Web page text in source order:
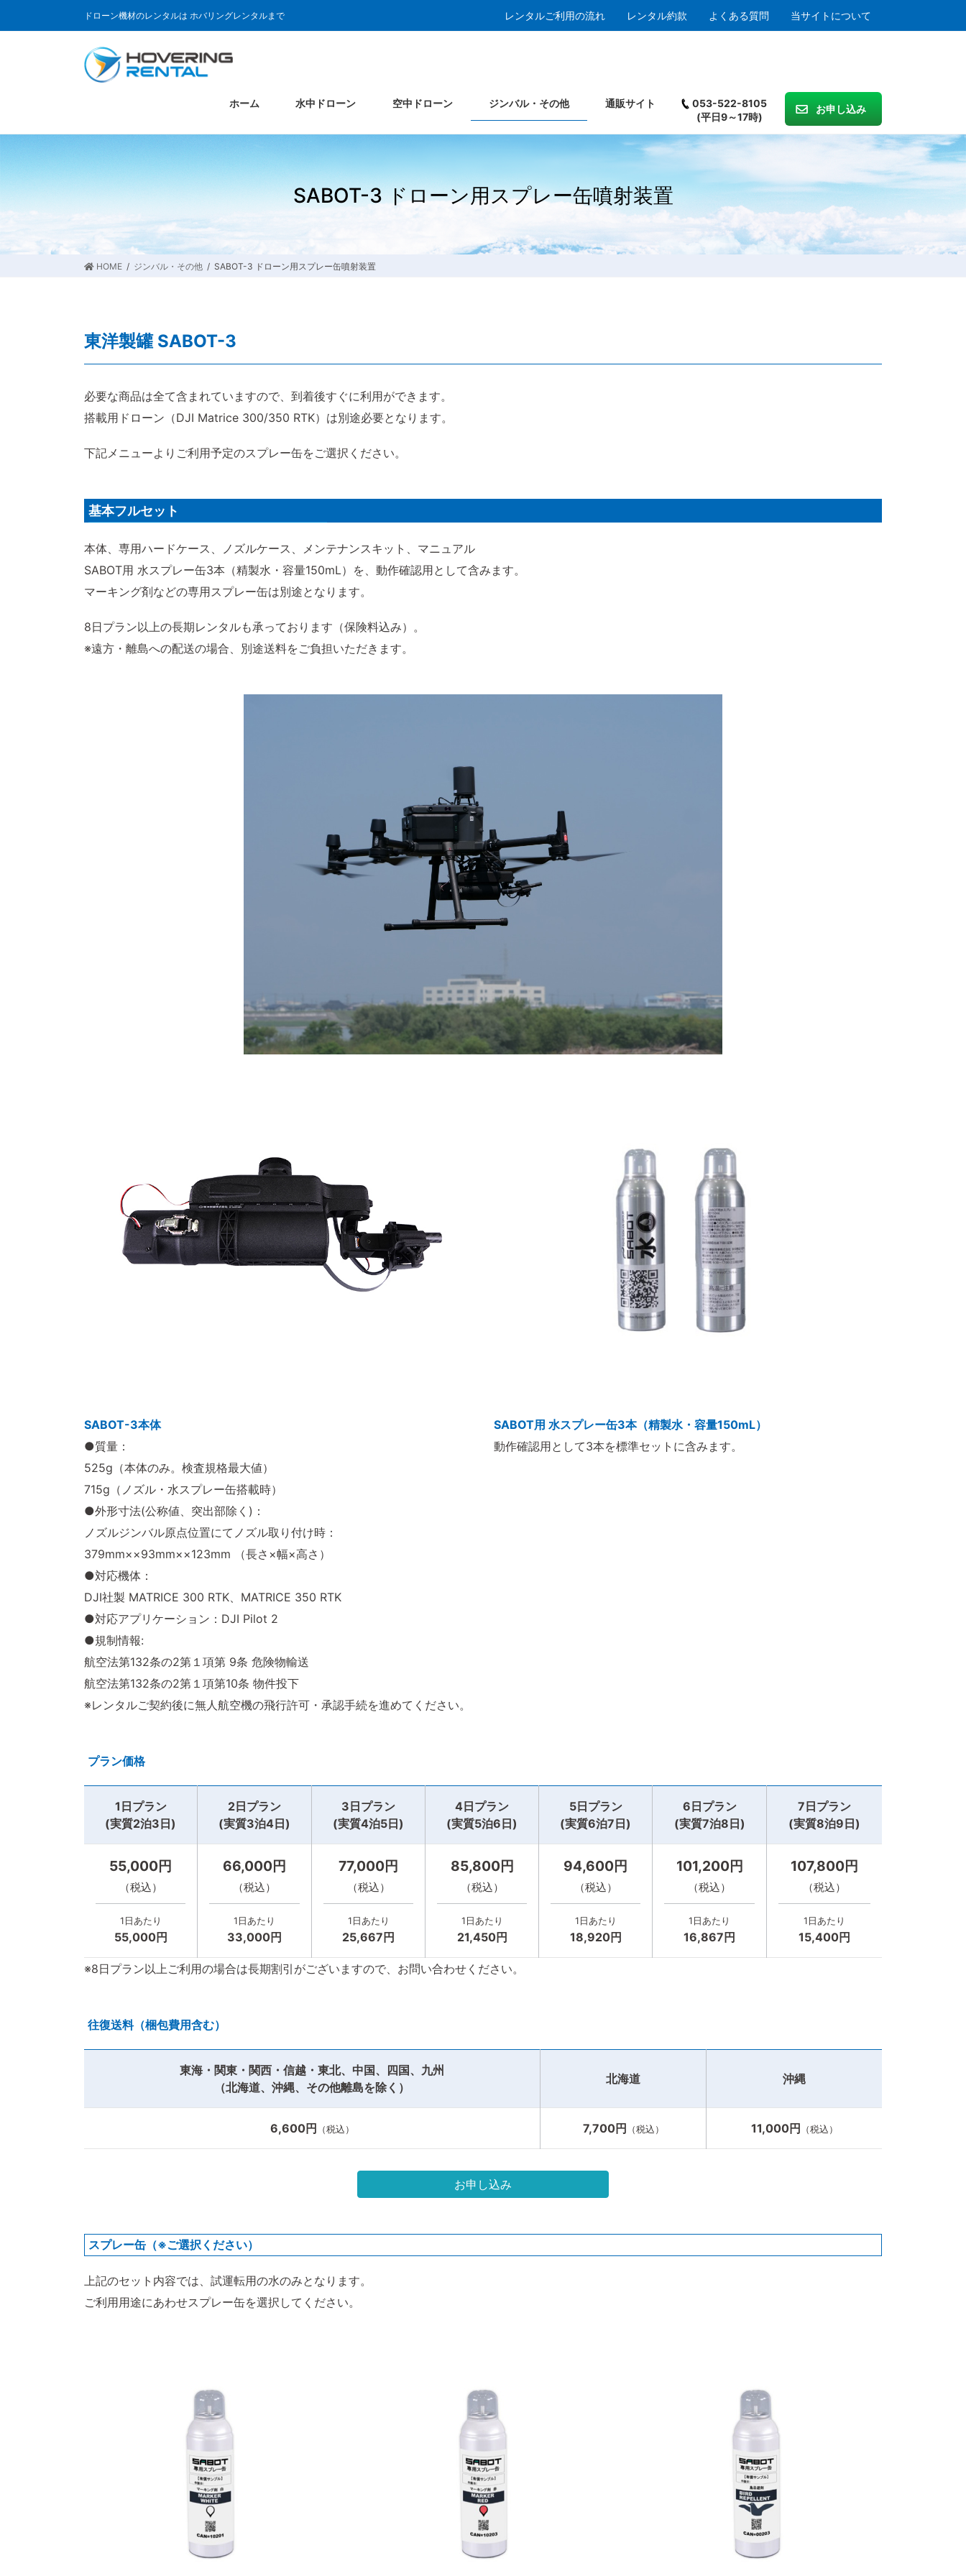
ドローン機材のレンタルは ホバリングレンタルまで レンタルご利用の流れ レンタル約款 よくある質問 当サイトについて
ホーム 水中ドローン 空中ドローン ジンバル・その他 通販サイト
053-522-8105
(平日9～17時)
お申し込み
SABOT-3 ドローン用スプレー缶噴射装置
HOME ジンバル・その他 SABOT-3 ドローン用スプレー缶噴射装置
東洋製罐 SABOT-3
必要な商品は全て含まれていますので、到着後すぐに利用ができます。
搭載用ドローン（DJI Matrice 300/350 RTK）は別途必要となります。
下記メニューよりご利用予定のスプレー缶をご選択ください。
基本フルセット
本体、専用ハードケース、ノズルケース、メンテナンスキット、マニュアル
SABOT用 水スプレー缶3本（精製水・容量150mL）を、動作確認用として含みます。
マーキング剤などの専用スプレー缶は別途となります。
8日プラン以上の長期レンタルも承っております（保険料込み）。
※遠方・離島への配送の場合、別途送料をご負担いただきます。
SABOT-3本体
●質量：
525g（本体のみ。検査規格最大値）
715g（ノズル・水スプレー缶搭載時）
●外形寸法(公称値、突出部除く)：
ノズルジンバル原点位置にてノズル取り付け時：
379mm××93mm××123mm （長さ×幅×高さ）
●対応機体：
DJI社製 MATRICE 300 RTK、MATRICE 350 RTK
●対応アプリケーション：DJI Pilot 2
●規制情報:
航空法第132条の2第１項第 9条 危険物輸送
航空法第132条の2第１項第10条 物件投下
※レンタルご契約後に無人航空機の飛行許可・承認手続を進めてください。
SABOT用 水スプレー缶3本（精製水・容量150mL）
動作確認用として3本を標準セットに含みます。
プラン価格
1日プラン
(実質2泊3日)
2日プラン
(実質3泊4日)
3日プラン
(実質4泊5日)
4日プラン
(実質5泊6日)
5日プラン
(実質6泊7日)
6日プラン
(実質7泊8日)
7日プラン
(実質8泊9日)
55,000円
（税込）
1日あたり
55,000円
66,000円
（税込）
1日あたり
33,000円
77,000円
（税込）
1日あたり
25,667円
85,800円
（税込）
1日あたり
21,450円
94,600円
（税込）
1日あたり
18,920円
101,200円
（税込）
1日あたり
16,867円
107,800円
（税込）
1日あたり
15,400円
※8日プラン以上ご利用の場合は長期割引がございますので、お問い合わせください。
往復送料（梱包費用含む）
東海・関東・関西・信越・東北、中国、四国、九州
（北海道、沖縄、その他離島を除く）
北海道 沖縄
6,600円 （税込） 7,700円 （税込） 11,000円 （税込）
お申し込み
スプレー缶（※ご選択ください）
上記のセット内容では、試運転用の水のみとなります。
ご利用用途にあわせスプレー缶を選択してください。